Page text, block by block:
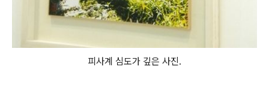
피사계 심도가 깊은 사진.